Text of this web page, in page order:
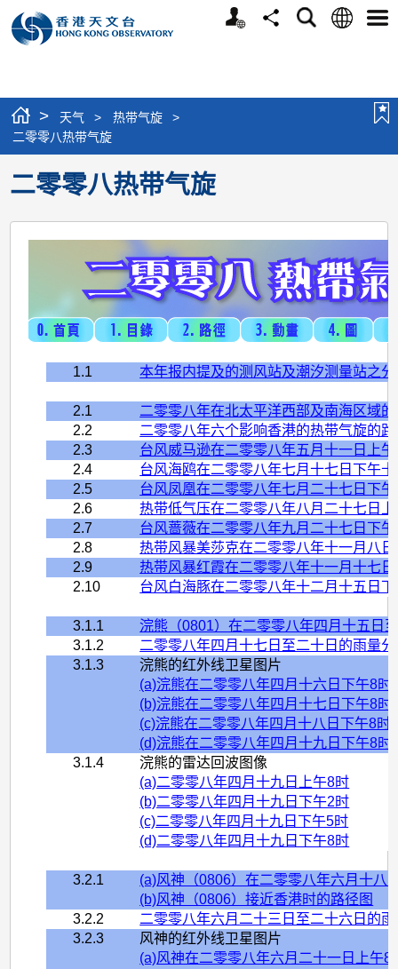
个
分
搜
语
选
> 天气 > 热带气旋
>
二零零八热带气旋
二零零八热带气旋
1.1 本年报内提及的测风站及潮汐测量站之
2.1
二零零八年在北太平洋西部及南海区域
2.2
二零零八年六个影响香港的热带气旋的
2.3
台风威马逊在二零零八年五月十一日上
2.4
台风海鸥在二零零八年七月十七日下午
2.5
台风凤凰在二零零八年七月二十七日下
2.6
热带低气压在二零零八年八月二十七日
2.7
台风蔷薇在二零零八年九月二十七日下
2.8
热带风暴美莎克在二零零八年十一月八
2.9
热带风暴红霞在二零零八年十一月十七
2.10
台风白海豚在二零零八年十二月十五日
3.1.1
浣熊（0801）在二零零八年四月十五日
3.1.2
二零零八年四月十七日至二十日的雨量
3.1.3
浣熊的红外线卫星图片
(a)浣熊在二零零八年四月十六日下午8时
(b)浣熊在二零零八年四月十七日下午8时
(c)浣熊在二零零八年四月十八日下午8时
(d)浣熊在二零零八年四月十九日下午8时
3.1.4
浣熊的雷达回波图像
(a)二零零八年四月十九日上午8时
(b)二零零八年四月十九日下午2时
(c)二零零八年四月十九日下午5时
(d)二零零八年四月十九日下午8时
3.2.1 (a)风神（0806）在二零零八年六月十八
(b)风神（0806）接近香港时的路径图
3.2.2
二零零八年六月二十三日至二十六日的
3.2.3
风神的红外线卫星图片
(a)风神在二零零八年六月二十一日上午8